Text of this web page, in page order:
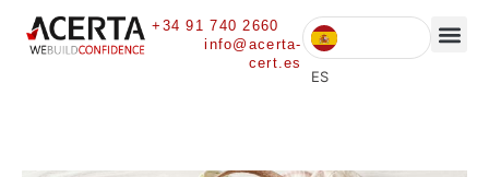
ES
+34 91 740 2660
info@acerta-
cert.es